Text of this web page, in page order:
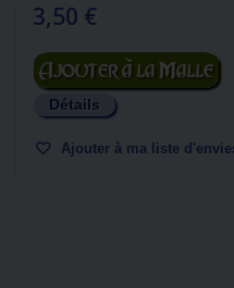
3,50 €
Ajouter au panier
Détails
Ajouter à ma liste